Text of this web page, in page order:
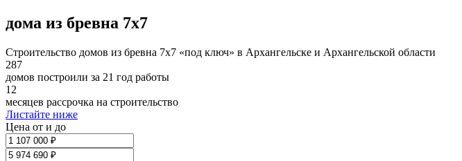
дома из бревна 7х7
Строительство домов из бревна 7х7 «под ключ» в Архангельске и Архангельской области
287
домов построили за 21 год работы
12
месяцев рассрочка на строительство
Листайте ниже
Цена от и до